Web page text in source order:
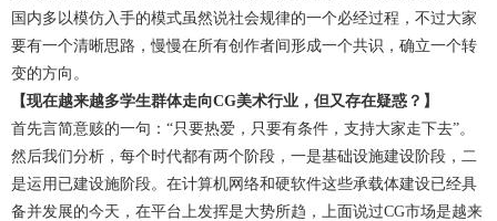
国内多以模仿入手的模式虽然说社会规律的一个必经过程，不过大家
要有一个清晰思路，慢慢在所有创作者间形成一个共识，确立一个转
变的方向。
【现在越来越多学生群体走向CG美术行业，但又存在疑惑？】
首先言简意赅的一句：“只要热爱，只要有条件，支持大家走下去”。
然后我们分析，每个时代都有两个阶段，一是基础设施建设阶段，二
是运用已建设施阶段。在计算机网络和硬软件这些承载体建设已经具
备并发展的今天，在平台上发挥是大势所趋，上面说过CG市场是越来